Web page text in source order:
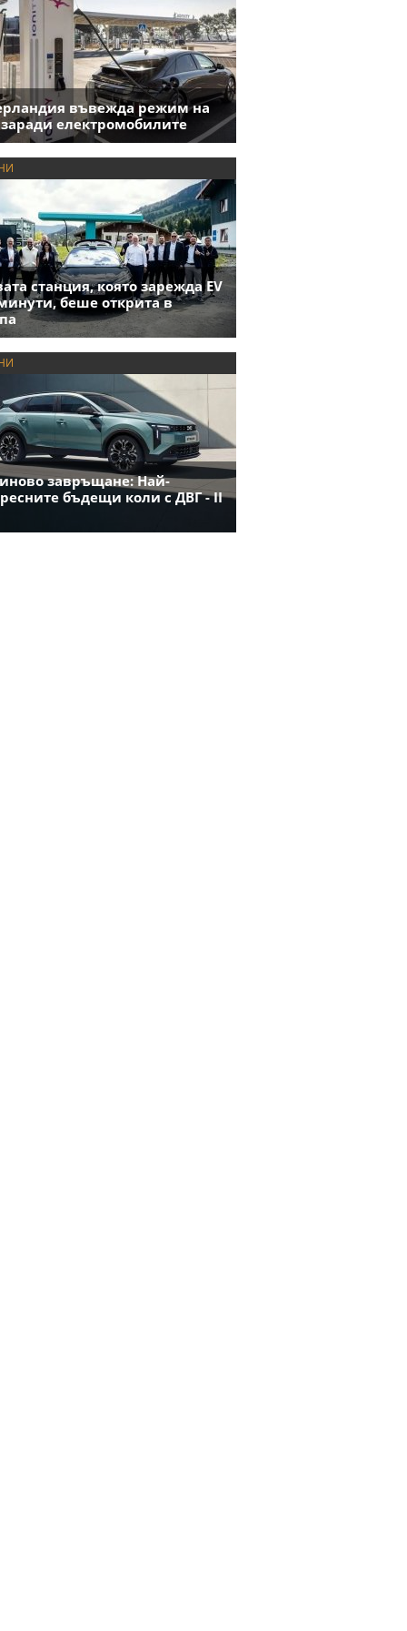
въвежда режим на
заради електромобилите
станция, която зарежда EV
беше открита в
завръщане: Най-
бъдещи коли с ДВГ - II